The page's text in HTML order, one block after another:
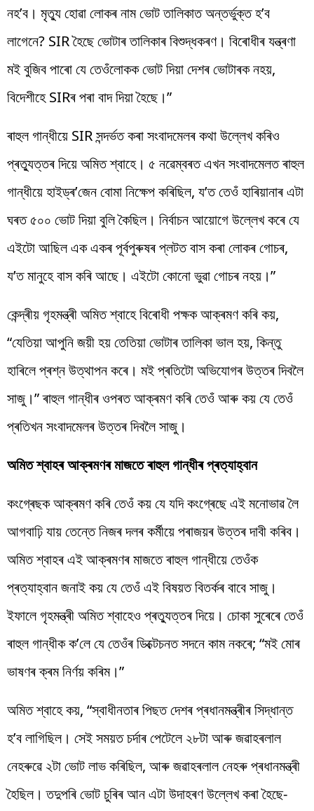
নহ’ব। মৃত্যু হোৱা লোকৰ নাম ভোট তালিকাত অন্তৰ্ভুক্ত হ’ব
লাগেনে? SIR হৈছে ভোটাৰ তালিকাৰ বিশুদ্ধকৰণ। বিৰোধীৰ যন্ত্ৰণা
মই বুজিব পাৰো যে তেওঁলোকক ভোট দিয়া দেশৰ ভোটাৰক নহয়,
বিদেশীহে SIRৰ পৰা বাদ দিয়া হৈছে।”
ৰাহুল গান্ধীয়ে SIR সন্দৰ্ভত কৰা সংবাদমেলৰ কথা উল্লেখ কৰিও
প্ৰত্যুত্তৰ দিয়ে অমিত শ্বাহে। ৫ নৱেম্বৰত এখন সংবাদমেলত ৰাহুল
গান্ধীয়ে হাইড্ৰ’জেন বোমা নিক্ষেপ কৰিছিল, য’ত তেওঁ হাৰিয়ানাৰ এটা
ঘৰত ৫০০ ভোট দিয়া বুলি কৈছিল। নিৰ্বাচন আয়োগে উল্লেখ কৰে যে
এইটো আছিল এক একৰ পূৰ্বপুৰুষৰ প্লটত বাস কৰা লোকৰ গোচৰ,
য’ত মানুহে বাস কৰি আছে। এইটো কোনো ভুৱা গোচৰ নহয়।”
কেন্দ্ৰীয় গৃহমন্ত্ৰী অমিত শ্বাহে বিৰোধী পক্ষক আক্ৰমণ কৰি কয়,
“যেতিয়া আপুনি জয়ী হয় তেতিয়া ভোটাৰ তালিকা ভাল হয়, কিন্তু
হাৰিলে প্ৰশ্ন উত্থাপন কৰে। মই প্ৰতিটো অভিযোগৰ উত্তৰ দিবলৈ
সাজু।” ৰাহুল গান্ধীৰ ওপৰত আক্ৰমণ কৰি তেওঁ আৰু কয় যে তেওঁ
প্ৰতিখন সংবাদমেলৰ উত্তৰ দিবলৈ সাজু।
অমিত শ্বাহৰ আক্ৰমণৰ মাজতে ৰাহুল গান্ধীৰ প্ৰত্যাহ্বান
কংগ্ৰেছক আক্ৰমণ কৰি তেওঁ কয় যে যদি কংগ্ৰেছে এই মনোভাৱ লৈ
আগবাঢ়ি যায় তেন্তে নিজৰ দলৰ কৰ্মীয়ে পৰাজয়ৰ উত্তৰ দাবী কৰিব।
অমিত শ্বাহৰ এই আক্ৰমণৰ মাজতে ৰাহুল গান্ধীয়ে তেওঁক
প্ৰত্যাহ্বান জনাই কয় যে তেওঁ এই বিষয়ত বিতৰ্কৰ বাবে সাজু।
ইফালে গৃহমন্ত্ৰী অমিত শ্বাহেও প্ৰত্যুত্তৰ দিয়ে। চোকা সুৰেৰে তেওঁ
ৰাহুল গান্ধীক ক’লে যে তেওঁৰ ডিক্টেচনত সদনে কাম নকৰে; “মই মোৰ
ভাষণৰ ক্ৰম নিৰ্ণয় কৰিম।”
অমিত শ্বাহে কয়, “স্বাধীনতাৰ পিছত দেশৰ প্ৰধানমন্ত্ৰীৰ সিদ্ধান্ত
হ’ব লাগিছিল। সেই সময়ত চৰ্দাৰ পেটেলে ২৮টা আৰু জৱাহৰলাল
নেহৰুৱে ২টা ভোট লাভ কৰিছিল, আৰু জৱাহৰলাল নেহৰু প্ৰধানমন্ত্ৰী
হৈছিল। তদুপৰি ভোট চুৰিৰ আন এটা উদাহৰণ উল্লেখ কৰা হৈছে-